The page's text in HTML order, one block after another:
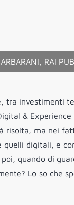
RAI
tra investimenti
& Experience
risolta, ma nei
digitali, e
poi, quando di
Lo so che